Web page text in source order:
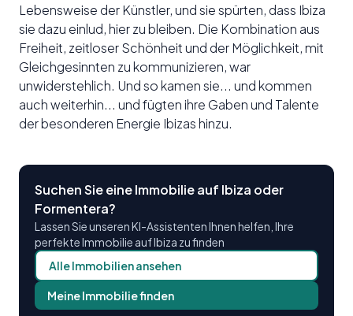
Lebensweise der Künstler, und sie spürten, dass Ibiza
sie dazu einlud, hier zu bleiben. Die Kombination aus
Freiheit, zeitloser Schönheit und der Möglichkeit, mit
Gleichgesinnten zu kommunizieren, war
unwiderstehlich. Und so kamen sie... und kommen
auch weiterhin... und fügten ihre Gaben und Talente
der besonderen Energie Ibizas hinzu.
Suchen Sie eine Immobilie auf Ibiza oder
Formentera?
Lassen Sie unseren KI-Assistenten Ihnen helfen, Ihre
perfekte Immobilie auf Ibiza zu finden
Alle Immobilien ansehen
Meine Immobilie finden